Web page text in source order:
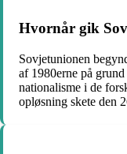
Hvornår gik
Sovjetunionen
af 1980erne på
nationalisme i de
opløsning skete den